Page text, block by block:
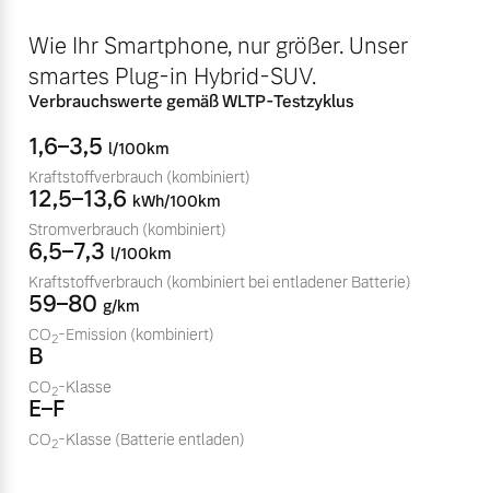
Fahrzeug konfigurieren
Sofort verfügbare Fahrzeuge
Volvo Selekt
Mehr erfahren
Editionsmodelle
Mehr erfahren
Entdecken Sie unsere
saisonalen Angebote.
Mehr erfahren
Finanzierung & Leasing
Versicherung
Wie Ihr Smartphone, nur größer. Unser
smartes Plug-in Hybrid-SUV.
Verbrauchswerte gemäß WLTP-Testzyklus
1,6–3,5 l/100km
Kraftstoffverbrauch (kombiniert)
12,5–13,6 kWh/100km
Stromverbrauch (kombiniert)
6,5–7,3 l/100km
Kraftstoffverbrauch (kombiniert bei entladener Batterie)
59–80 g/km
CO2-Emission (kombiniert)
B
CO2-Klasse
E–F
CO2-Klasse (Batterie entladen)